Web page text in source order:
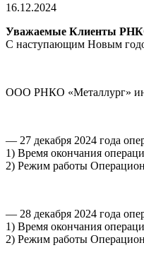
16.12.2024
Уважаемые Клиенты
С наступающим Новым
ООО РНКО «Металлург»
— 27 декабря 2024 года
1) Время окончания
2) Режим работы
— 28 декабря 2024 года
1) Время окончания
2) Режим работы